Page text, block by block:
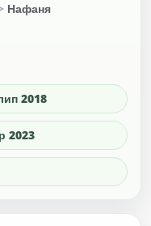
Нафаня
2018
2023